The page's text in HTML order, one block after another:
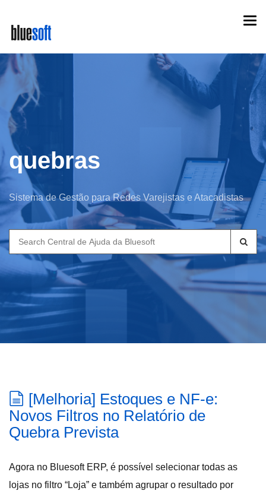
main
content
quebras
Sistema de Gestão para Redes Varejistas e Atacadistas
Search
for:
[Melhoria] Estoques e NF-e:
Novos Filtros no Relatório de
Quebra Prevista
Agora no Bluesoft ERP, é possível selecionar todas as
lojas no filtro “Loja” e também agrupar o resultado por